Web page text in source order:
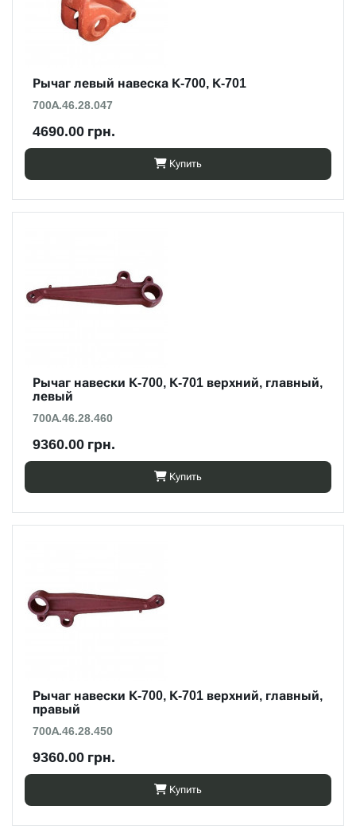
Рычаг левый навеска К-700, К-701
700А.46.28.047
4690.00 грн.
Купить
Рычаг навески К-700, К-701 верхний, главный,
левый
700А.46.28.460
9360.00 грн.
Купить
Рычаг навески К-700, К-701 верхний, главный,
правый
700А.46.28.450
9360.00 грн.
Купить